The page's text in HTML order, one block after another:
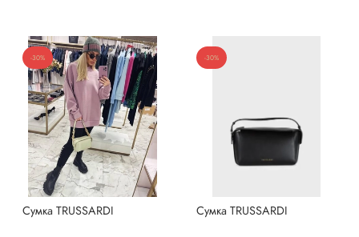
-30%
Сумка TRUSSARDI
-30%
Сумка TRUSSARDI